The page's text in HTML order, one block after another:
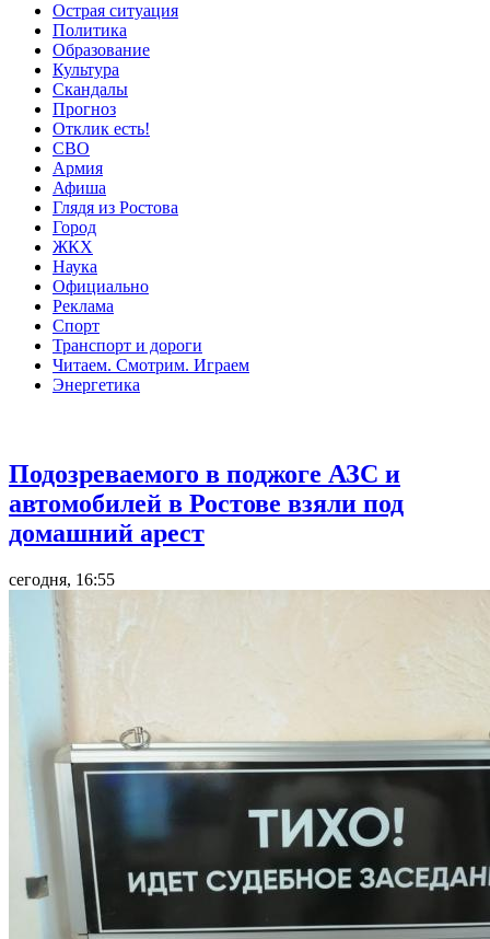
Острая ситуация
Политика
Образование
Культура
Скандалы
Прогноз
Отклик есть!
СВО
Армия
Афиша
Глядя из Ростова
Город
ЖКХ
Наука
Официально
Реклама
Спорт
Транспорт и дороги
Читаем. Смотрим. Играем
Энергетика
Подозреваемого в поджоге АЗС и
автомобилей в Ростове взяли под
домашний арест
сегодня, 16:55